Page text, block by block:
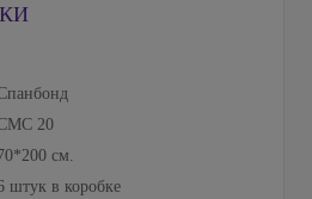
20
см.
штук в коробке